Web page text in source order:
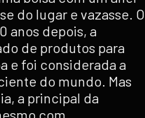
do lugar e vazasse. O
anos depois, a
de produtos para
e foi considerada a
do mundo. Mas
a principal da
com